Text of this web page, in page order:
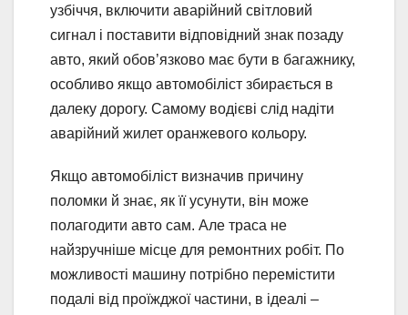
узбіччя, включити аварійний світловий
сигнал і поставити відповідний знак позаду
авто, який обов’язково має бути в багажнику,
особливо якщо автомобіліст збирається в
далеку дорогу. Самому водієві слід надіти
аварійний жилет оранжевого кольору.
Якщо автомобіліст визначив причину
поломки й знає, як її усунути, він може
полагодити авто сам. Але траса не
найзручніше місце для ремонтних робіт. По
можливості машину потрібно перемістити
подалі від проїжджої частини, в ідеалі –